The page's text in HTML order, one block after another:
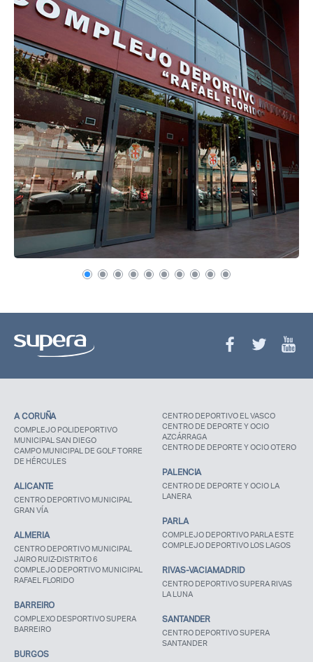
Recuerda mis claves
¿Ya eres socio pero no
estas registrado?
¿Olvidaste tu
contraseña?
A CORUÑA
COMPLEJO POLIDEPORTIVO
MUNICIPAL SAN DIEGO
CAMPO MUNICIPAL DE GOLF TORRE
DE HÉRCULES
ALICANTE
CENTRO DEPORTIVO MUNICIPAL
GRAN VÍA
ALMERIA
CENTRO DEPORTIVO MUNICIPAL
JAIRO RUIZ-DISTRITO 6
COMPLEJO DEPORTIVO MUNICIPAL
RAFAEL FLORIDO
BARREIRO
COMPLEXO DESPORTIVO SUPERA
BARREIRO
BURGOS
CENTRO DEPORTIVO EL VASCO
CENTRO DE DEPORTE Y OCIO
AZCÁRRAGA
CENTRO DE DEPORTE Y OCIO OTERO
PALENCIA
CENTRO DE DEPORTE Y OCIO LA
LANERA
PARLA
COMPLEJO DEPORTIVO PARLA ESTE
COMPLEJO DEPORTIVO LOS LAGOS
RIVAS-VACIAMADRID
CENTRO DEPORTIVO SUPERA RIVAS
LA LUNA
SANTANDER
CENTRO DEPORTIVO SUPERA
SANTANDER